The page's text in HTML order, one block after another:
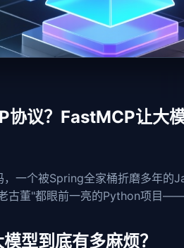
协议？FastMCP让大
，一个被Spring全家桶折磨多年的
古董"都眼前一亮的Python项目
型到底有多麻烦？